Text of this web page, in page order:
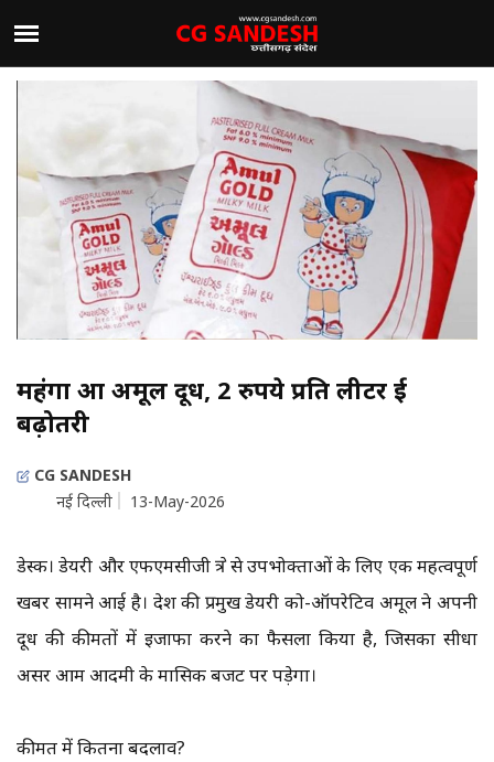
महंगा हुआ अमूल दूध, 2 रुपये प्रति लीटर हुई
बढ़ोतरी
CG SANDESH
नई दिल्ली
13-May-2026
डेस्क। डेयरी और एफएमसीजी क्षेत्र से उपभोक्ताओं के लिए एक महत्वपूर्ण
खबर सामने आई है। देश की प्रमुख डेयरी को-ऑपरेटिव अमूल ने अपनी
दूध की कीमतों में इजाफा करने का फैसला किया है, जिसका सीधा
असर आम आदमी के मासिक बजट पर पड़ेगा।
कीमत में कितना बदलाव?